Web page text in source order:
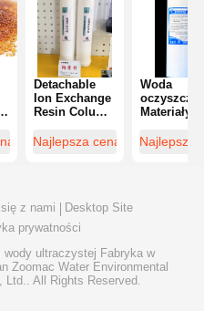
Detachable
Ion Exchange
Resin Column
Purification
Consumables
Najlepsza cena
Woda
Materiały
Filtr
Najlepsza
z nami
Desktop Site
prywatności
wody ultraczystej Fabryka w
Zoomac Water Environmental
Ltd.. All Rights Reserved.